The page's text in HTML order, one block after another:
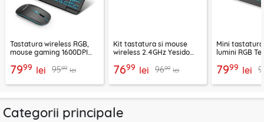
Tastatura wireless RGB,
mouse gaming 1600DPI
7999 lei 9599 lei
Kit tastatura si mouse
wireless 2.4GHz Yesido
7699 lei 9699 lei
Mini
lumini RGB
7999 lei
Categorii principale